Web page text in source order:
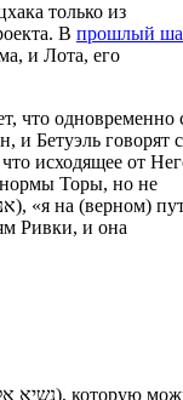
только из
В прошлый
и Лота, его
что одновременно
и Бетуэль говорят с
исходящее от
Торы, но не
Ривки, и она